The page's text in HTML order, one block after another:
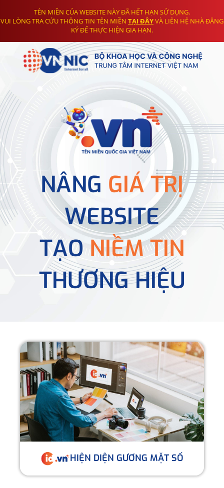
TÊN MIỀN CỦA WEBSITE NÀY ĐÃ HẾT HẠN SỬ DỤNG.
VUI LÒNG TRA CỨU THÔNG TIN TÊN MIỀN TẠI ĐÂYVÀ LIÊN HỆ NHÀ ĐĂNG
KÝ ĐỂ THỰC HIỆN GIA HẠN.
NÂNG GIÁ TRỊ
WEBSITE
TẠONIỀM TIN
THƯƠNG HIỆU
HIỆN DIỆN GƯƠNG MẶT SỐ